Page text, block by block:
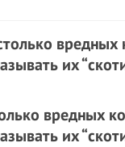
вредных
их